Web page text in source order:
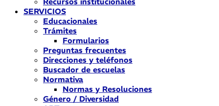
SERVICIOS
Educacionales
Trámites
Formularios
Preguntas frecuentes
Direcciones y teléfonos
Buscador de escuelas
Normativa
Normas y Resoluciones
Género / Diversidad